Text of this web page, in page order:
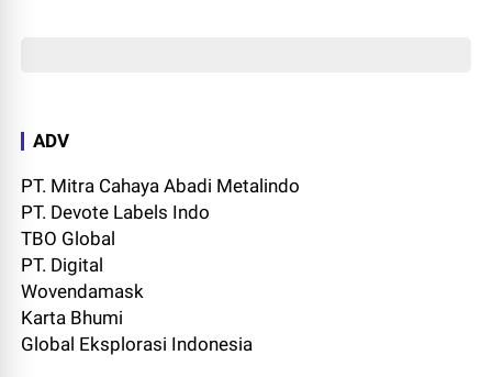
ADV
PT. Mitra Cahaya Abadi Metalindo
PT. Devote Labels Indo
TBO Global
PT. Digital
Wovendamask
Karta Bhumi
Global Eksplorasi Indonesia